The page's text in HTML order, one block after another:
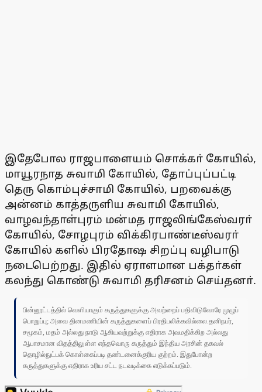
இதேபோல ராஜபாளையம் சொக்கா் கோயில்,
மாயூரநாத சுவாமி கோயில், தோப்புப்பட்டி
தெரு கொம்புச்சாமி கோயில், பறவைக்கு
அன்னம் காத்தருளிய சுவாமி கோயில்,
வாழவந்தாள்புரம் மன்மத ராஜலிங்கேஸ்வரா்
கோயில், சோழபுரம் விக்கிரபாண்டீஸ்வரா்
கோயில் களில் பிரதோஷ சிறப்பு வழிபாடு
நடைபெற்றது. இதில் ஏராளமான பக்தா்கள்
கலந்து கொண்டு சுவாமி தரிசனம் செய்தனா்.
பின்னூட்டத்தில் வெளியாகும் கருத்துகளுக்கு அவற்றைப் பதிவிடுவோரே முழுப்
பொறுப்பு; அவை தினமணியின் கருத்துகளைப் பிரதிபலிக்கவில்லை.தனிநபர்,
சமூகம், மதம் அல்லது நாடு ஆகியவற்றுக்கு எதிராக அவமதிக்கிற அல்லது
ஆபாசமான விதத்திலுள்ள எந்தவொரு கருத்தும் இந்திய அரசின் தகவல்
தொழில்நுட்பக் கொள்கைப்படி தண்டனைக்குரிய குற்றம். இதுபோன்ற
கருத்துகளுக்கு எதிராக உரிய சட்ட நடவடிக்கை எடுக்கப்படும்.